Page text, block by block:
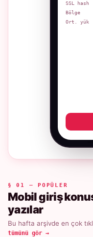
SSL hash
Bölge
Ort. yük
§ 01 — POPÜLER
Mobil giriş
yazılar
Bu hafta arşivde en çok
tümünü gör →